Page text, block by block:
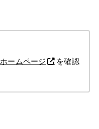
ホームページ
を確認